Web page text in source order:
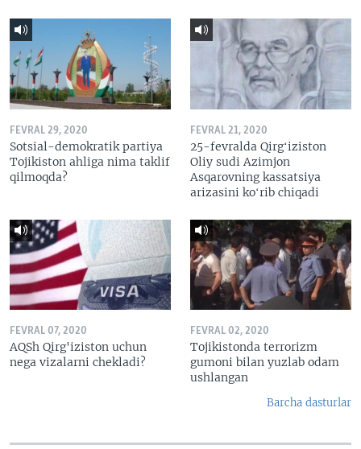
FEVRAL 29, 2020
Sotsial-demokratik partiya
Tojikiston ahliga nima taklif
qilmoqda?
FEVRAL 21, 2020
25-fevralda Qirgʻiziston
Oliy sudi Azimjon
Asqarovning kassatsiya
arizasini koʻrib chiqadi
FEVRAL 07, 2020
AQSh Qirg'iziston uchun
nega vizalarni chekladi?
FEVRAL 02, 2020
Tojikistonda terrorizm
gumoni bilan yuzlab odam
ushlangan
Barcha dasturlar